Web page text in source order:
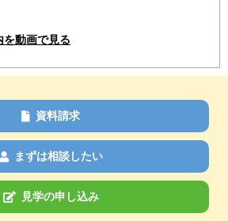
を動画で見る
資料請求
まずは相談したい
見学の申し込み